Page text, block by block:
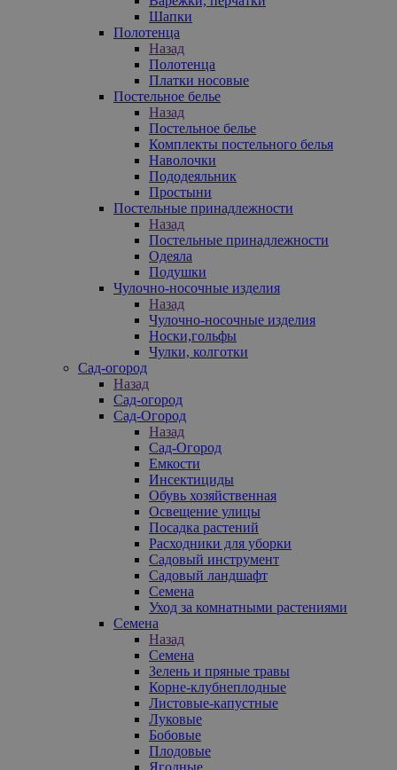
Шапки
Полотенца
Назад
Полотенца
Платки носовые
Постельное белье
Назад
Постельное белье
Комплекты постельного белья
Наволочки
Пододеяльник
Простыни
Постельные принадлежности
Назад
Постельные принадлежности
Одеяла
Подушки
Чулочно-носочные изделия
Назад
Чулочно-носочные изделия
Носки,гольфы
Чулки, колготки
Сад-огород
Назад
Сад-огород
Сад-Огород
Назад
Сад-Огород
Емкости
Инсектициды
Обувь хозяйственная
Освещение улицы
Посадка растений
Расходники для уборки
Садовый инструмент
Садовый ландшафт
Семена
Уход за комнатными растениями
Семена
Назад
Семена
Зелень и пряные травы
Корне-клубнеплодные
Листовые-капустные
Луковые
Бобовые
Плодовые
Ягодные